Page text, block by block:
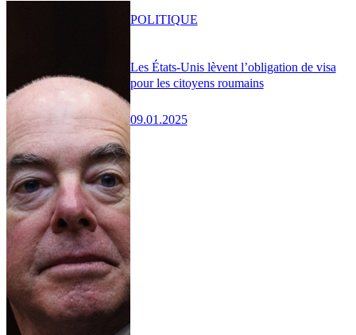
Les États-Unis lèvent l’obligation de visa
pour les citoyens roumains
09.01.2025
POLITIQUE